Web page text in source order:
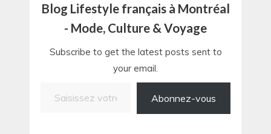
Blog Lifestyle français à Montréal
- Mode, Culture & Voyage
Subscribe to get the latest posts sent to
your email.
Abonnez-vous